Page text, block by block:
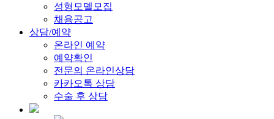
성형모델모집
채용공고
상담/예약
온라인 예약
예약확인
전문의 온라인상담
카카오톡 상담
수술 후 상담